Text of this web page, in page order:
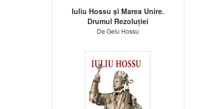
Iuliu Hossu și Marea Unire.
Drumul Rezoluției
De Gelu Hossu